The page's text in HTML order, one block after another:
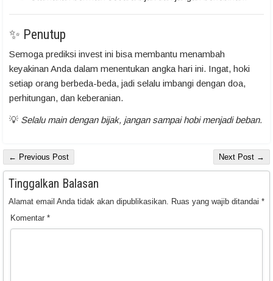
✨ Penutup
Semoga prediksi invest ini bisa membantu menambah
keyakinan Anda dalam menentukan angka hari ini. Ingat, hoki
setiap orang berbeda-beda, jadi selalu imbangi dengan doa,
perhitungan, dan keberanian.
💡 Selalu main dengan bijak, jangan sampai hobi menjadi beban.
← Previous Post Next Post →
Tinggalkan Balasan
Alamat email Anda tidak akan dipublikasikan. Ruas yang wajib ditandai *
Komentar *